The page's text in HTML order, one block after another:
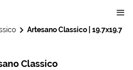
Artesano Classico | 19.7x19.7
Classico